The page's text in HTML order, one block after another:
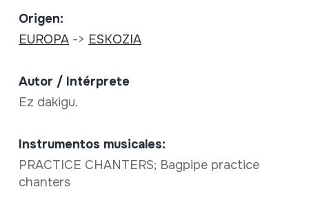
Origen:
EUROPA-> ESKOZIA
Autor / Intérprete
Ez dakigu.
Instrumentos musicales:
PRACTICE CHANTERS; Bagpipe practice
chanters